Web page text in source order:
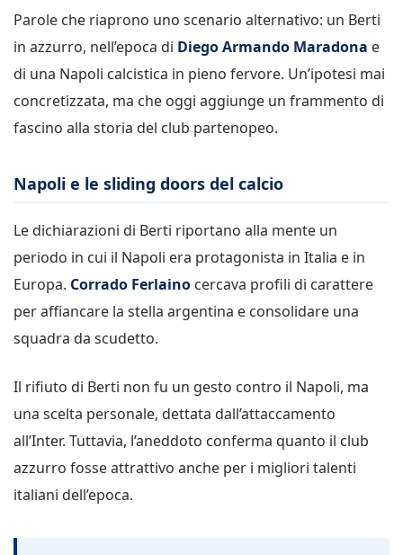
Parole che riaprono uno scenario alternativo: un Berti
in azzurro, nell’epoca di Diego Armando Maradona e
di una Napoli calcistica in pieno fervore. Un’ipotesi mai
concretizzata, ma che oggi aggiunge un frammento di
fascino alla storia del club partenopeo.
Napoli e le sliding doors del calcio
Le dichiarazioni di Berti riportano alla mente un
periodo in cui il Napoli era protagonista in Italia e in
Europa. Corrado Ferlaino cercava profili di carattere
per affiancare la stella argentina e consolidare una
squadra da scudetto.
Il rifiuto di Berti non fu un gesto contro il Napoli, ma
una scelta personale, dettata dall’attaccamento
all’Inter. Tuttavia, l’aneddoto conferma quanto il club
azzurro fosse attrattivo anche per i migliori talenti
italiani dell’epoca.